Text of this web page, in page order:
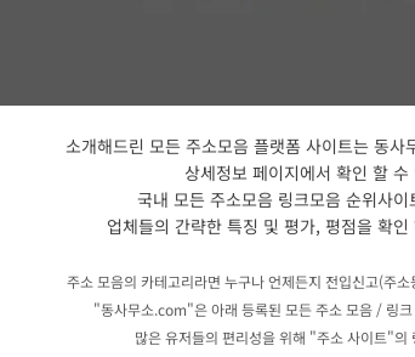
소개해드린 모든 주소모음 플랫폼 사이트는 동
상세정보 페이지에서 확인 할 수
국내 모든 주소모음 링크모음 순위사이
업체들의 간략한 특징 및 평가, 평점을 확
주소 모음의 카테고리라면 누구나 언제든지 전입신고(주
​"동사무소.com"은 아래 등록된 모든 주소 모음 / 링
많은 유저들의 편리성을 위해 "주소 사이트"의